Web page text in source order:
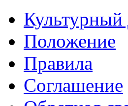
Положение
Правила
Соглашение